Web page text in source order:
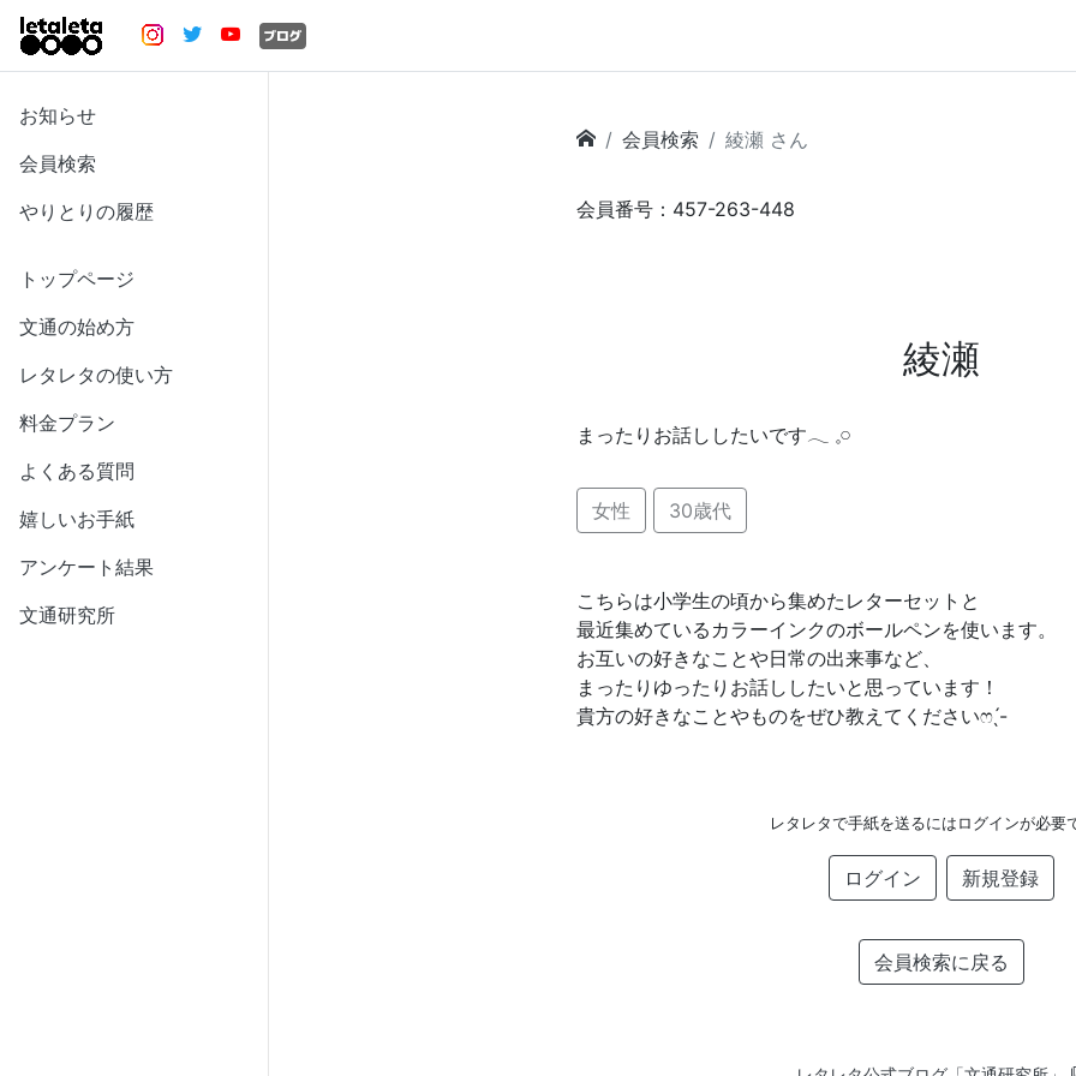
お知らせ
会員検索
やりとりの履歴
トップページ
文通の始め方
レタレタの使い方
料金プラン
よくある質問
嬉しいお手紙
アンケート結果
文通研究所
会員検索 綾瀬 さん
会員番号：457-263-448
綾瀬
まったりお話ししたいです‪𓂃 𓈒𓏸
女性 30歳代
こちらは小学生の頃から集めたレターセットと
最近集めているカラーインクのボールペンを使います。
お互いの好きなことや日常の出来事など、
まったりゆったりお話ししたいと思っています‪！
貴方の好きなことやものをぜひ教えてください‪ෆ ̖́-‬
レタレタで手紙を送るにはログインが必要
ログイン 新規登録
会員検索に戻る